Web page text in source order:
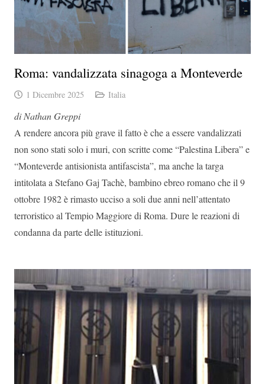
Roma: vandalizzata sinagoga a Monteverde
1 Dicembre 2025 Italia
di Nathan Greppi
A rendere ancora più grave il fatto è che a essere vandalizzati
non sono stati solo i muri, con scritte come “Palestina Libera” e
“Monteverde antisionista antifascista”, ma anche la targa
intitolata a Stefano Gaj Tachè, bambino ebreo romano che il 9
ottobre 1982 è rimasto ucciso a soli due anni nell’attentato
terroristico al Tempio Maggiore di Roma. Dure le reazioni di
condanna da parte delle istituzioni.